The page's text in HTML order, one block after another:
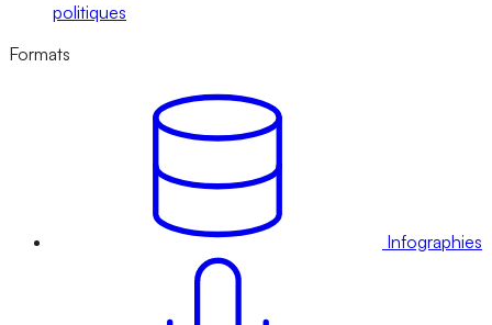
politiques
Formats
Infographies